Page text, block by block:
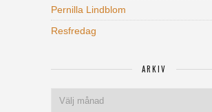
Pernilla Lindblom
Resfredag
ARKIV